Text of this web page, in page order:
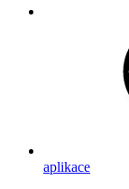
aplikace